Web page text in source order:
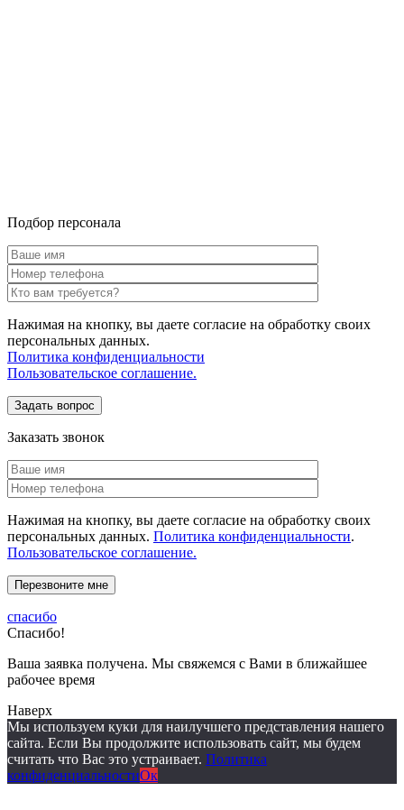
Подбор персонала
Нажимая на кнопку, вы даете согласие на обработку своих
персональных данных.
Политика конфиденциальности
Пользовательское соглашение.
Заказать звонок
Нажимая на кнопку, вы даете согласие на обработку своих
персональных данных. Политика конфиденциальности.
Пользовательское соглашение.
спасибо
Спасибо!
Ваша заявка получена. Мы свяжемся с Вами в ближайшее
рабочее время
Наверх
Мы используем куки для наилучшего представления нашего
сайта. Если Вы продолжите использовать сайт, мы будем
считать что Вас это устраивает. Политика
конфиденциальностиОк